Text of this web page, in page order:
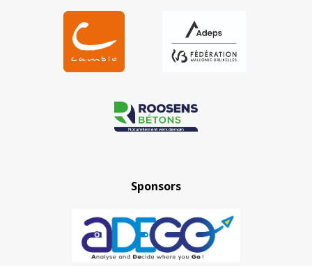
Sponsors